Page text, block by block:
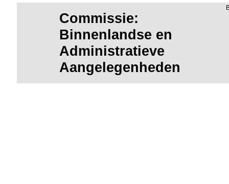
Commissie:
Binnenlandse en
Administratieve
Aangelegenheden